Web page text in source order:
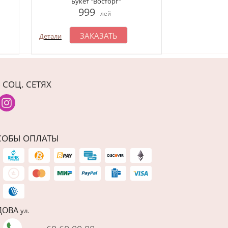
999 лей
Детали ЗАКАЗАТЬ
СЕТЯХ
ОПЛАТЫ
ул.